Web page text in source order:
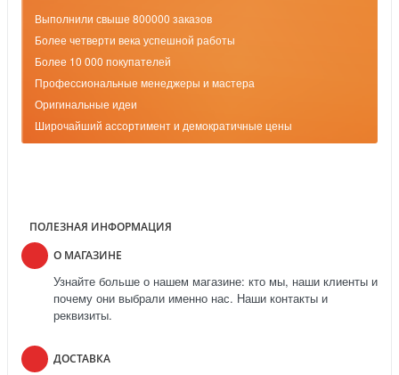
Выполнили свыше 800000 заказов
Более четверти века успешной работы
Более 10 000 покупателей
Профессиональные менеджеры и мастера
Оригинальные идеи
Широчайший ассортимент и демократичные цены
ПОЛЕЗНАЯ ИНФОРМАЦИЯ
О МАГАЗИНЕ
Узнайте больше о нашем магазине: кто мы, наши клиенты и
почему они выбрали именно нас. Наши контакты и
реквизиты.
ДОСТАВКА